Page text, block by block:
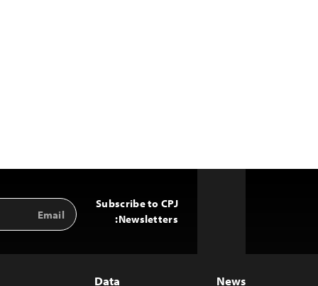
Subscribe to CPJ
Newsletters:
Email
Address
News
Data